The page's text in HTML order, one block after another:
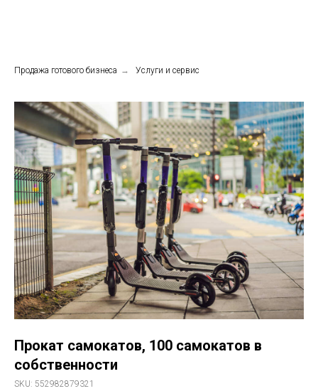
Продажа готового бизнеса → Услуги и сервис
Прокат самокатов, 100 самокатов в
собственности
SKU: 552982879321